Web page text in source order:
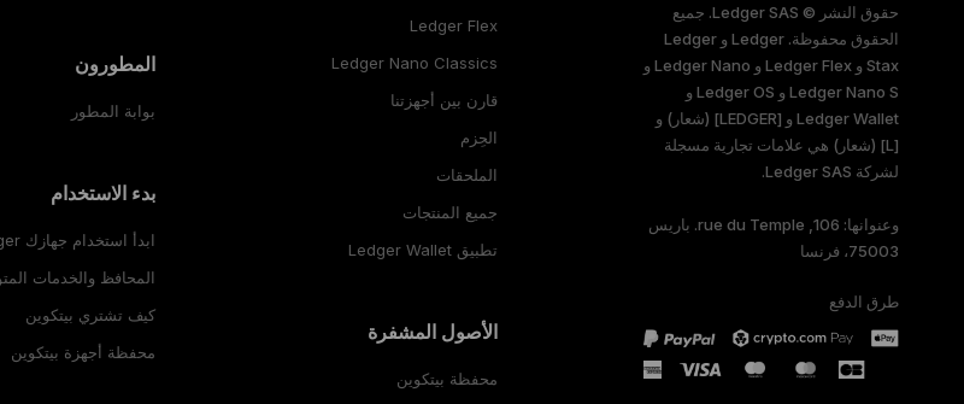
FRANÇAIS
TÜRKÇE
DEUTSCH
ESPAÑOL
РУССКИЙ
简体中文
حقوق النشر © Ledger SAS. جميع
الحقوق محفوظة. Ledger و Ledger
Stax و Ledger Flex و Ledger Nano و
Ledger Nano S و Ledger OS و
Ledger Wallet و [LEDGER] (شعار) و
[L] (شعار) هي علامات تجارية مسجلة
لشركة Ledger SAS.
وعنوانها: 106, rue du Temple. باريس
75003، فرنسا
طرق الدفع
Ledger Flex
Ledger Nano Classics
قارن بين أجهزتنا
الحِزم
الملحقات
جميع المنتجات
تطبيق Ledger Wallet
الأصول المشفرة
محفظة بيتكوين
المطورون
بوابة المطور
بدء الاستخدام
ابدأ استخدام جهازك Ledger
المحافظ والخدمات
كيف تشتري بيتكوين
محفظة أجهزة بيتكوين